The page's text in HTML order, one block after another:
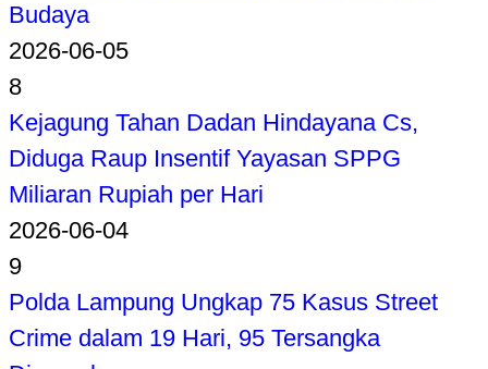
Budaya
2026-06-05
8
Kejagung Tahan Dadan Hindayana Cs,
Diduga Raup Insentif Yayasan SPPG
Miliaran Rupiah per Hari
2026-06-04
9
Polda Lampung Ungkap 75 Kasus Street
Crime dalam 19 Hari, 95 Tersangka